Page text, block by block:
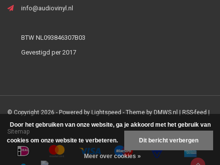
info@audiovinyl.nl
BTW NL093846307B03
Gevestigd per 2017
© Copyright 2026 - Powered by Lightspeed - Theme by DMWS.nl | RSS-feed |
Sitemap
Door het gebruiken van onze website, ga je akkoord met het gebruik van
cookies om onze website te verbeteren. Dit bericht verbergen
Meer over cookies »